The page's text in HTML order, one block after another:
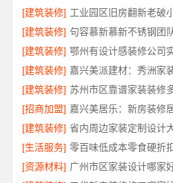
[建筑装修] 工业园区旧房翻新老破
[建筑装修] 句容慕新慕新不锈钢团
[建筑装修]
[建筑装修] 嘉兴美派建材：秀洲家
[建筑装修]
[招商加盟] 嘉兴美居乐：新房装修
[建筑装修]
[生活服务]
[资源材料]